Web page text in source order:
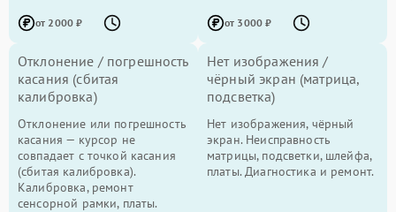
от 2000 ₽ от 3000 ₽
Отклонение / погрешность
касания (сбитая
калибровка)
Отклонение или погрешность
касания — курсор не
совпадает с точкой касания
(сбитая калибровка).
Калибровка, ремонт
сенсорной рамки, платы.
Нет изображения /
чёрный экран (матрица,
подсветка)
Нет изображения, чёрный
экран. Неисправность
матрицы, подсветки, шлейфа,
платы. Диагностика и ремонт.